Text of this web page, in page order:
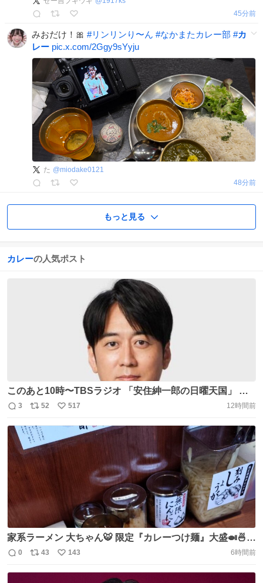
45分前
みおだけ！🎀 #リンリンり〜ん #なかまたカレー部 #カ
レー pic.x.com/2Ggy9sYyju
た @miodake0121
48分前
もっと見る
カレーの人気ポスト
このあと10時〜TBSラジオ 「安住紳一郎の日曜天国」 ◆
メッセージテーマ 夏休みの思い出 ◆ゲスト “スパイ
@AIRSPICE_mizuno #nichiten #TBSラジオ
https://t.co/rqJWZZNVfL
返
信
数
3
リ
ポ
ス
ト
52
い
い
数
517 12時間前
家系ラーメン 大ちゃん🐯 限定『カレーつけ麺』大盛🍛🍜
鶏肉飯🐔🍚 暑い🌞🥵 こんな日はつけ麺🍜🍥 大ちゃんのカ
味変からの最後は鶏肉飯🐔🍚をドボン❗ いや〜大満足💯💮
返
信
0
リ
ポ
43
い
い
143 6時間前